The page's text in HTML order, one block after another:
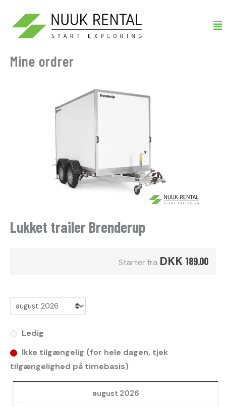
indholdet
Mine ordrer
Lukket trailer Brenderup
Starter fra DKK 189.00
Ledig
Ikke tilgængelig (for hele dagen, tjek
tilgængelighed på timebasis)
august 2026